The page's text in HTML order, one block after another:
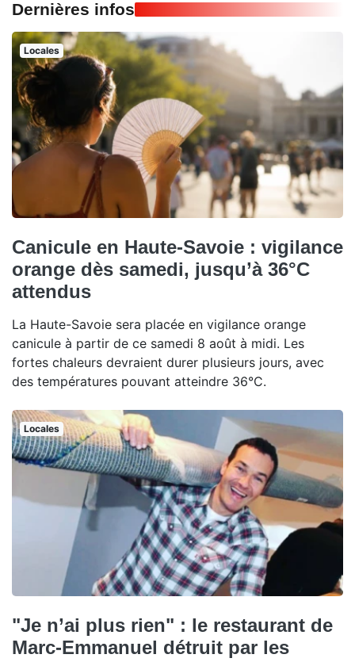
Dernières infos
Locales
Canicule en Haute-Savoie : vigilance
orange dès samedi, jusqu’à 36°C
attendus
La Haute-Savoie sera placée en vigilance orange
canicule à partir de ce samedi 8 août à midi. Les
fortes chaleurs devraient durer plusieurs jours, avec
des températures pouvant atteindre 36°C.
Locales
"Je n’ai plus rien" : le restaurant de
Marc-Emmanuel détruit par les